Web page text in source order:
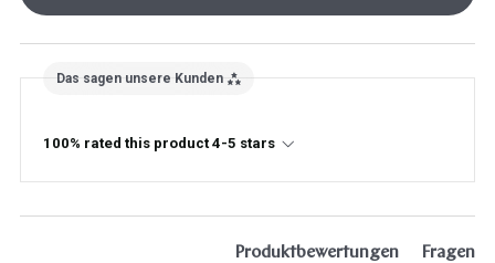
Das sagen unsere Kunden
100% rated this product 4-5 stars
Produktbewertungen Fragen